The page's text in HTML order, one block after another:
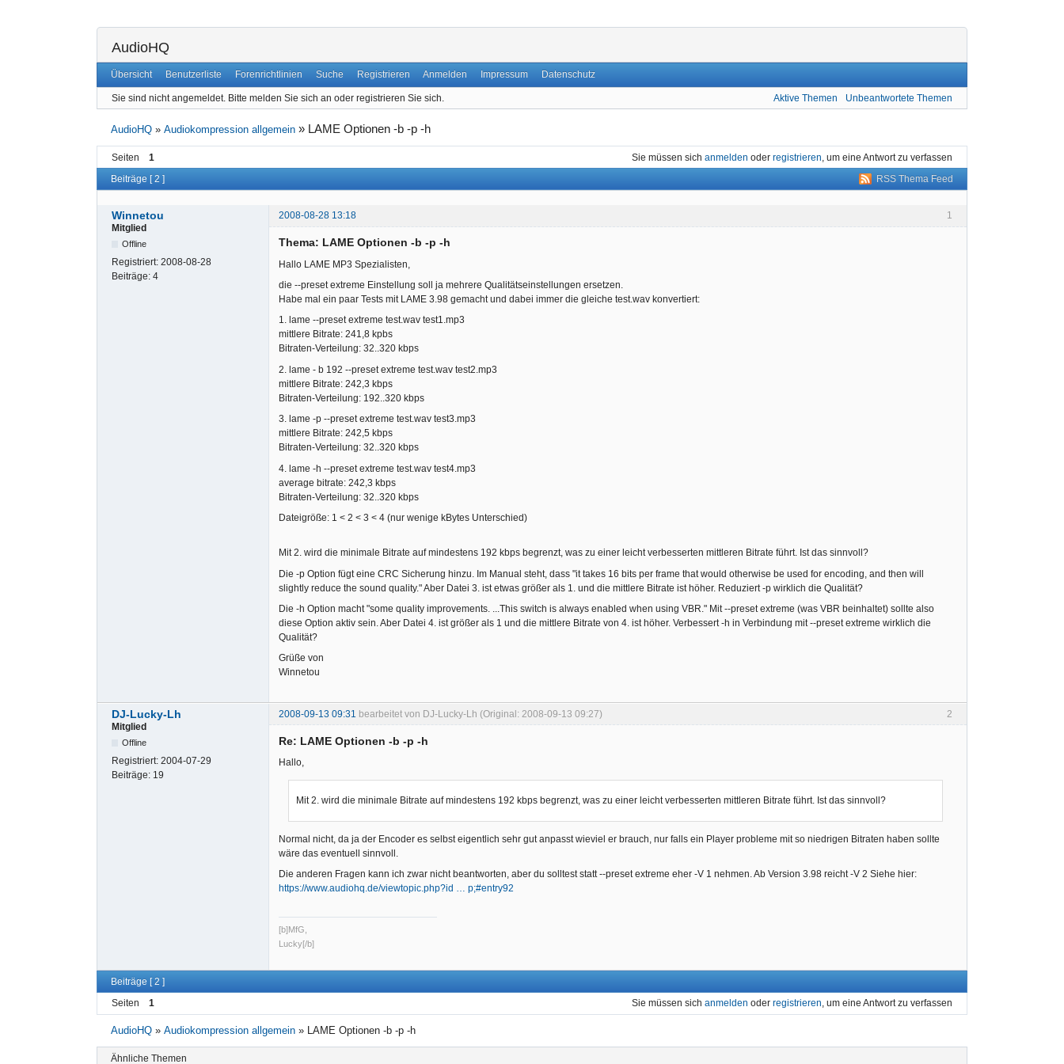
AudioHQ
Übersicht Benutzerliste Forenrichtlinien Suche Registrieren Anmelden Impressum Datenschutz
Sie sind nicht angemeldet. Bitte melden Sie sich an oder registrieren Sie sich. Aktive Themen Unbeantwortete Themen
AudioHQ »Audiokompression allgemein » LAME Optionen -b -p -h
Seiten 1 Sie müssen sich anmelden oder registrieren , um eine Antwort zu verfassen
RSS Thema Feed
Beiträge [ 2 ]
1
Winnetou
2008-08-28 13:18
Mitglied
Offline
Registriert: 2008-08-28
Beiträge: 4
Thema: LAME Optionen -b -p -h
Hallo LAME MP3 Spezialisten,
die --preset extreme Einstellung soll ja mehrere Qualitätseinstellungen ersetzen.
Habe mal ein paar Tests mit LAME 3.98 gemacht und dabei immer die gleiche test.wav konvertiert:
1. lame --preset extreme test.wav test1.mp3
mittlere Bitrate: 241,8 kpbs
Bitraten-Verteilung: 32..320 kbps
2. lame - b 192 --preset extreme test.wav test2.mp3
mittlere Bitrate: 242,3 kbps
Bitraten-Verteilung: 192..320 kbps
3. lame -p --preset extreme test.wav test3.mp3
mittlere Bitrate: 242,5 kbps
Bitraten-Verteilung: 32..320 kbps
4. lame -h --preset extreme test.wav test4.mp3
average bitrate: 242,3 kbps
Bitraten-Verteilung: 32..320 kbps
Dateigröße: 1 < 2 < 3 < 4 (nur wenige kBytes Unterschied)
Mit 2. wird die minimale Bitrate auf mindestens 192 kbps begrenzt, was zu einer leicht verbesserten mittleren Bitrate führt. Ist das sinnvoll?
Die -p Option fügt eine CRC Sicherung hinzu. Im Manual steht, dass "it takes 16 bits per frame that would otherwise be used for encoding, and then will
slightly reduce the sound quality." Aber Datei 3. ist etwas größer als 1. und die mittlere Bitrate ist höher. Reduziert -p wirklich die Qualität?
Die -h Option macht "some quality improvements. ...This switch is always enabled when using VBR." Mit --preset extreme (was VBR beinhaltet) sollte also
diese Option aktiv sein. Aber Datei 4. ist größer als 1 und die mittlere Bitrate von 4. ist höher. Verbessert -h in Verbindung mit --preset extreme wirklich die
Qualität?
Grüße von
Winnetou
2
DJ-Lucky-Lh 2008-09-13 09:31 bearbeitet von DJ-Lucky-Lh (Original: 2008-09-13 09:27)
Mitglied
Offline
Registriert: 2004-07-29
Beiträge: 19
Re: LAME Optionen -b -p -h
Hallo,
Mit 2. wird die minimale Bitrate auf mindestens 192 kbps begrenzt, was zu einer leicht verbesserten mittleren Bitrate führt. Ist das sinnvoll?
Normal nicht, da ja der Encoder es selbst eigentlich sehr gut anpasst wieviel er brauch, nur falls ein Player probleme mit so niedrigen Bitraten haben sollte
wäre das eventuell sinnvoll.
Die anderen Fragen kann ich zwar nicht beantworten, aber du solltest statt --preset extreme eher -V 1 nehmen. Ab Version 3.98 reicht -V 2 Siehe hier:
https://www.audiohq.de/viewtopic.php?id … p;#entry92
[b]MfG,
Lucky[/b]
Beiträge [ 2 ]
Seiten
1 Sie müssen sich anmelden oder registrieren, um eine Antwort zu verfassen
AudioHQ »Audiokompression allgemein » LAME Optionen -b -p -h
Ähnliche Themen